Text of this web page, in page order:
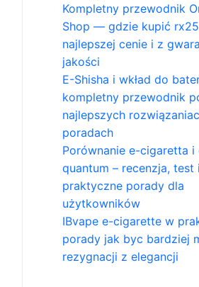
Kompletny przewodnik
Shop — gdzie kupić
najlepszej cenie i z
jakości
E-Shisha i wkład do
kompletny przewodnik
najlepszych
poradach
Porównanie e-cigaretta i
quantum – recenzja, test i
praktyczne porady dla
użytkowników
IBvape e-cigarette w
porady jak byc bardziej
rezygnacji z elegancji